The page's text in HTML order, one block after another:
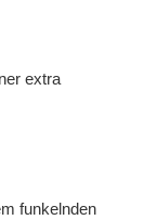
extra
funkelnden